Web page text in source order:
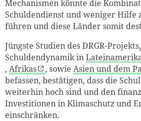
Mechanismen könnte die
Schuldendienst und weniger Hilfe
führen und diese Länder somit
Jüngste Studien des DRGR-Projekts,
Schuldendynamik in
, Afrikas , sowieAsien und dem
befassen, bestätigen, dass die
weiterhin hoch sind und den
Investitionen in Klimaschutz und
einschränken.